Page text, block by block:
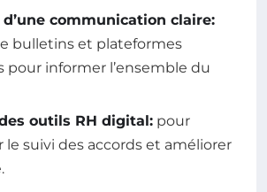
communication claire:
bulletins et plateformes
pour informer l’ensemble du
outils RH digital: pour
le suivi des accords et améliorer